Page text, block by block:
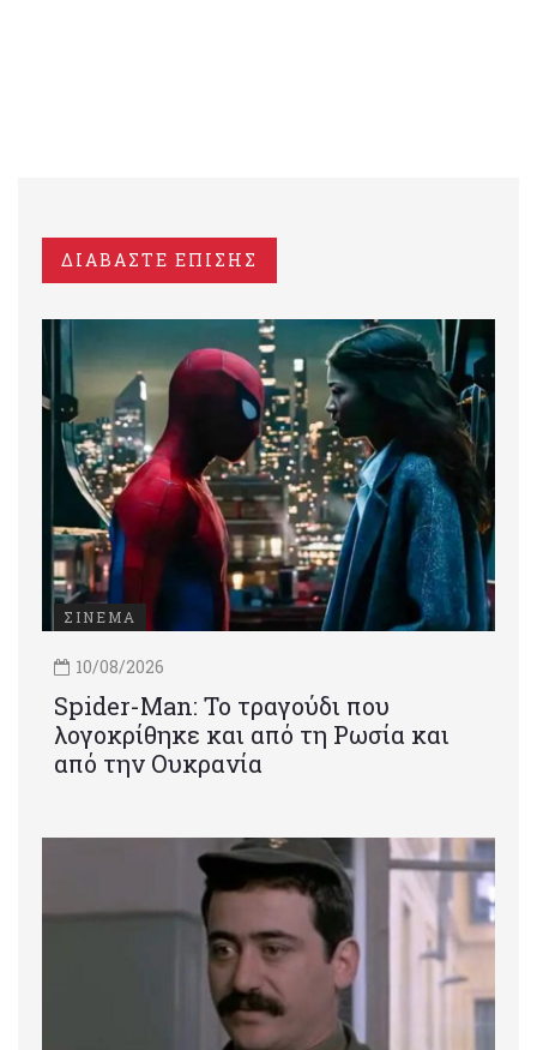
ΔΙΑΒΑΣΤΕ ΕΠΙΣΗΣ
ΣΙΝΕΜΑ
10/08/2026
Spider-Man: Το τραγούδι που
λογοκρίθηκε και από τη Ρωσία και
από την Ουκρανία